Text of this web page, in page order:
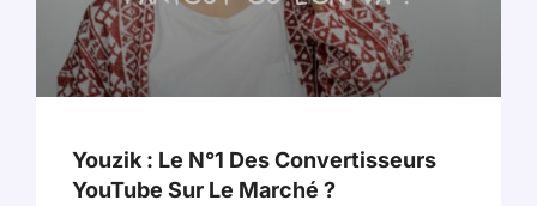
Youzik : Le N°1 Des Convertisseurs
YouTube Sur Le Marché ?